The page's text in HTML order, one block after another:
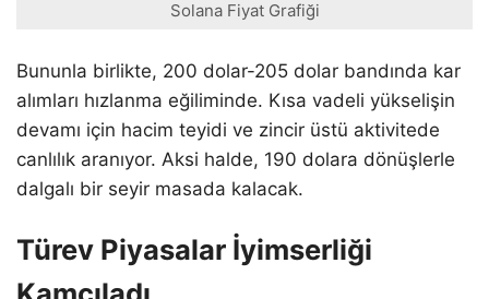
Solana Fiyat Grafiği
Bununla birlikte, 200 dolar-205 dolar bandında kar
alımları hızlanma eğiliminde. Kısa vadeli yükselişin
devamı için hacim teyidi ve zincir üstü aktivitede
canlılık aranıyor. Aksi halde, 190 dolara dönüşlerle
dalgalı bir seyir masada kalacak.
Türev Piyasalar İyimserliği